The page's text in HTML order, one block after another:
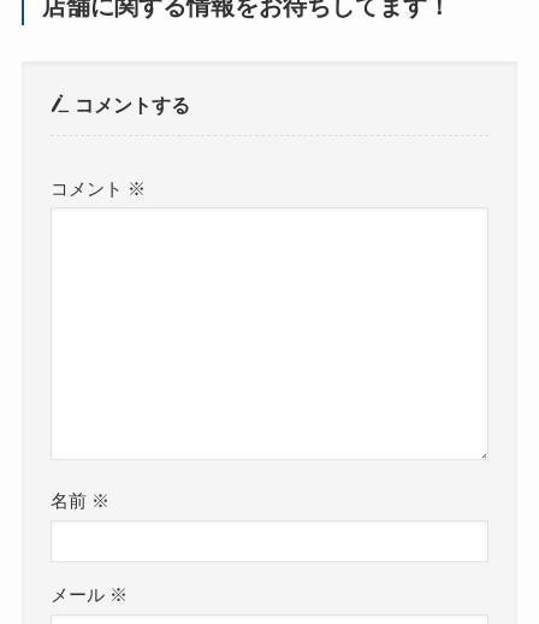
店舗に関する情報をお待ちしてます！
コメントする
コメント ※
名前 ※
メール ※